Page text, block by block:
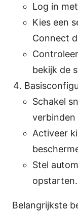
Log in
Kies een
Connect
bekijk de
Schakel
Activeer
Stel
opstarten.
Belangrijkste